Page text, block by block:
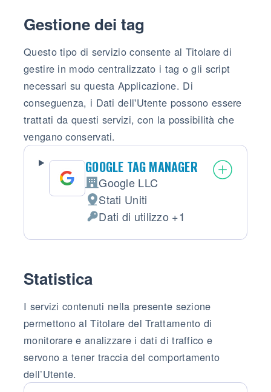
Gestione dei tag
Questo tipo di servizio consente al Titolare di
gestire in modo centralizzato i tag o gli script
necessari su questa Applicazione. Di
conseguenza, i Dati dell'Utente possono essere
trattati da questi servizi, con la possibilità che
vengano conservati.
GOOGLE TAG MANAGER
Azienda:
Google LLC
Luogo del trattamento:
Stati Uniti
Dati Personali trattati:
Dati di utilizzo +1
Statistica
I servizi contenuti nella presente sezione
permettono al Titolare del Trattamento di
monitorare e analizzare i dati di traffico e
servono a tener traccia del comportamento
dell’Utente.